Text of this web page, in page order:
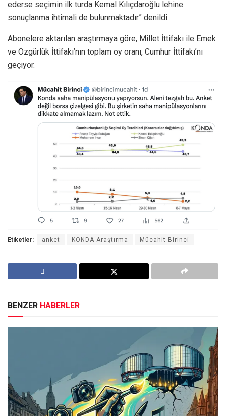
ederse seçimin ilk turda Kemal Kılıçdaroğlu lehine
sonuçlanma ihtimali de bulunmaktadır” denildi.
Abonelere aktarılan araştırmaya göre, Millet İttifakı ile Emek
ve Özgürlük İttifakı’nın toplam oy oranı, Cumhur İttifakı’nı
geçiyor.
Etiketler: anket KONDA Araştırma Mücahit Birinci
BENZER HABERLER